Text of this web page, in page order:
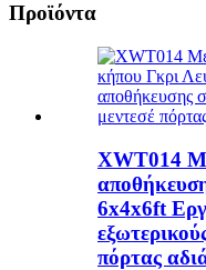
Προϊόντα
XWT014
6x4x6ft
πόρτας